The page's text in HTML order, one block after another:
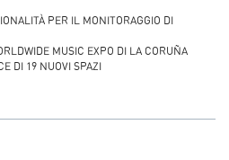
PER IL MONITORAGGIO DI
MUSIC EXPO DI LA CORUÑA
DI 19 NUOVI SPAZI